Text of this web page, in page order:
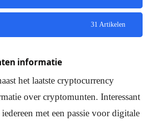
31 Artikelen
informatie
het laatste cryptocurrency
over cryptomunten. Interessant
met een passie voor digitale